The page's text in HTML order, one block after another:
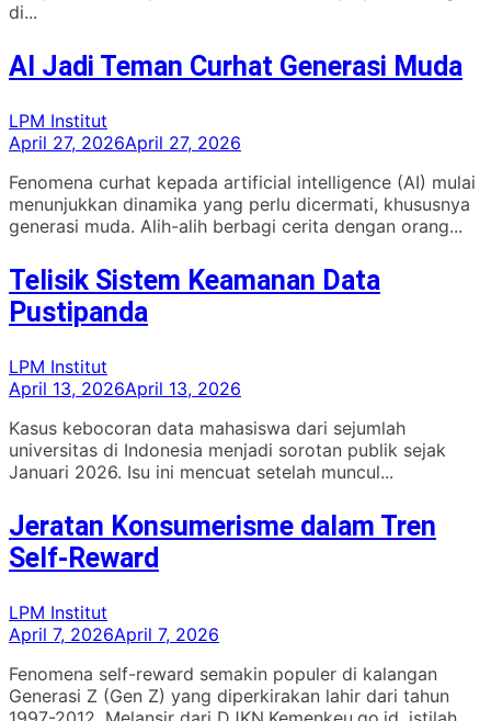
di...
AI Jadi Teman Curhat Generasi Muda
LPM Institut
April 27, 2026April 27, 2026
Fenomena curhat kepada artificial intelligence (AI) mulai
menunjukkan dinamika yang perlu dicermati, khususnya
generasi muda. Alih-alih berbagi cerita dengan orang...
Telisik Sistem Keamanan Data
Pustipanda
LPM Institut
April 13, 2026April 13, 2026
Kasus kebocoran data mahasiswa dari sejumlah
universitas di Indonesia menjadi sorotan publik sejak
Januari 2026. Isu ini mencuat setelah muncul...
Jeratan Konsumerisme dalam Tren
Self-Reward
LPM Institut
April 7, 2026April 7, 2026
Fenomena self-reward semakin populer di kalangan
Generasi Z (Gen Z) yang diperkirakan lahir dari tahun